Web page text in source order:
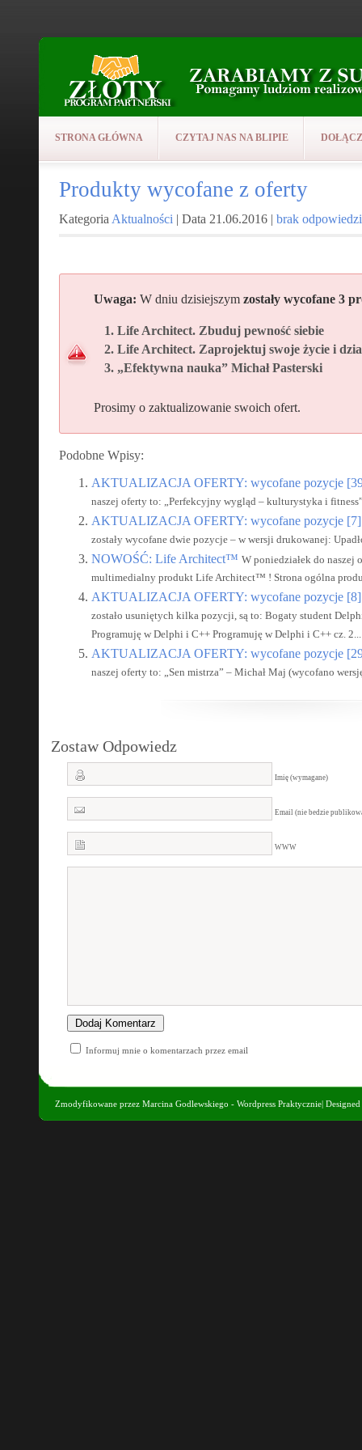
STRONA GŁÓWNA CZYTAJ NAS NA BLIPIE
Produkty wycofane z oferty
Kategoria Aktualności | Data 21.06.2016 | brak odpowiedzi
Uwaga: W dniu dzisiejszym zostały wycofane 3
Life Architect. Zbuduj pewność siebie
Life Architect. Zaprojektuj swoje życie i
„Efektywna nauka” Michał Pasterski
Prosimy o zaktualizowanie swoich ofert.
Podobne Wpisy:
AKTUALIZACJA OFERTY: wycofane pozycje
naszej oferty to: „Perfekcyjny wygląd – kulturystyka i
AKTUALIZACJA OFERTY: wycofane pozycje [7]
zostały wycofane dwie pozycje – w wersji drukowanej:
NOWOŚĆ: Life Architect™ W poniedziałek do naszej
multimedialny produkt Life Architect™ ! Strona ogólna
AKTUALIZACJA OFERTY: wycofane pozycje [8]
zostało usuniętych kilka pozycji, są to: Bogaty student
Programuję w Delphi i C++ Programuję w Delphi i C++ cz. 2...
AKTUALIZACJA OFERTY: wycofane pozycje
naszej oferty to: „Sen mistrza” – Michał Maj (wycofano
Zostaw Odpowiedz
Imię (wymagane)
Email (nie bedzie
WWW
Informuj mnie o komentarzach przez email
Zmodyfikowane przez Marcina Godlewskiego - Wordpress Praktycznie|